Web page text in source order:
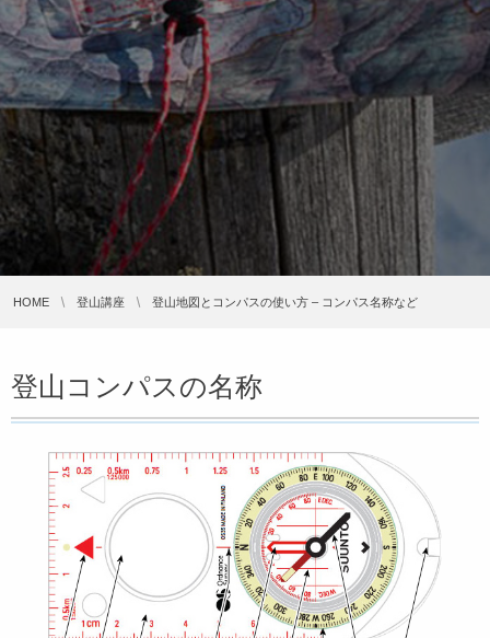
HOME 登山講座 登山地図とコンパスの使い方 – コンパス名称など
登山コンパスの名称